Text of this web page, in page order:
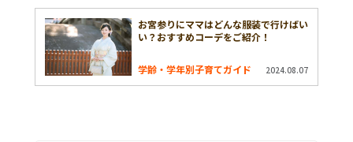
お宮参りにママはどんな服装で行けばい
い？おすすめコーデをご紹介！
学齢・学年別子育てガイド 2024.08.07